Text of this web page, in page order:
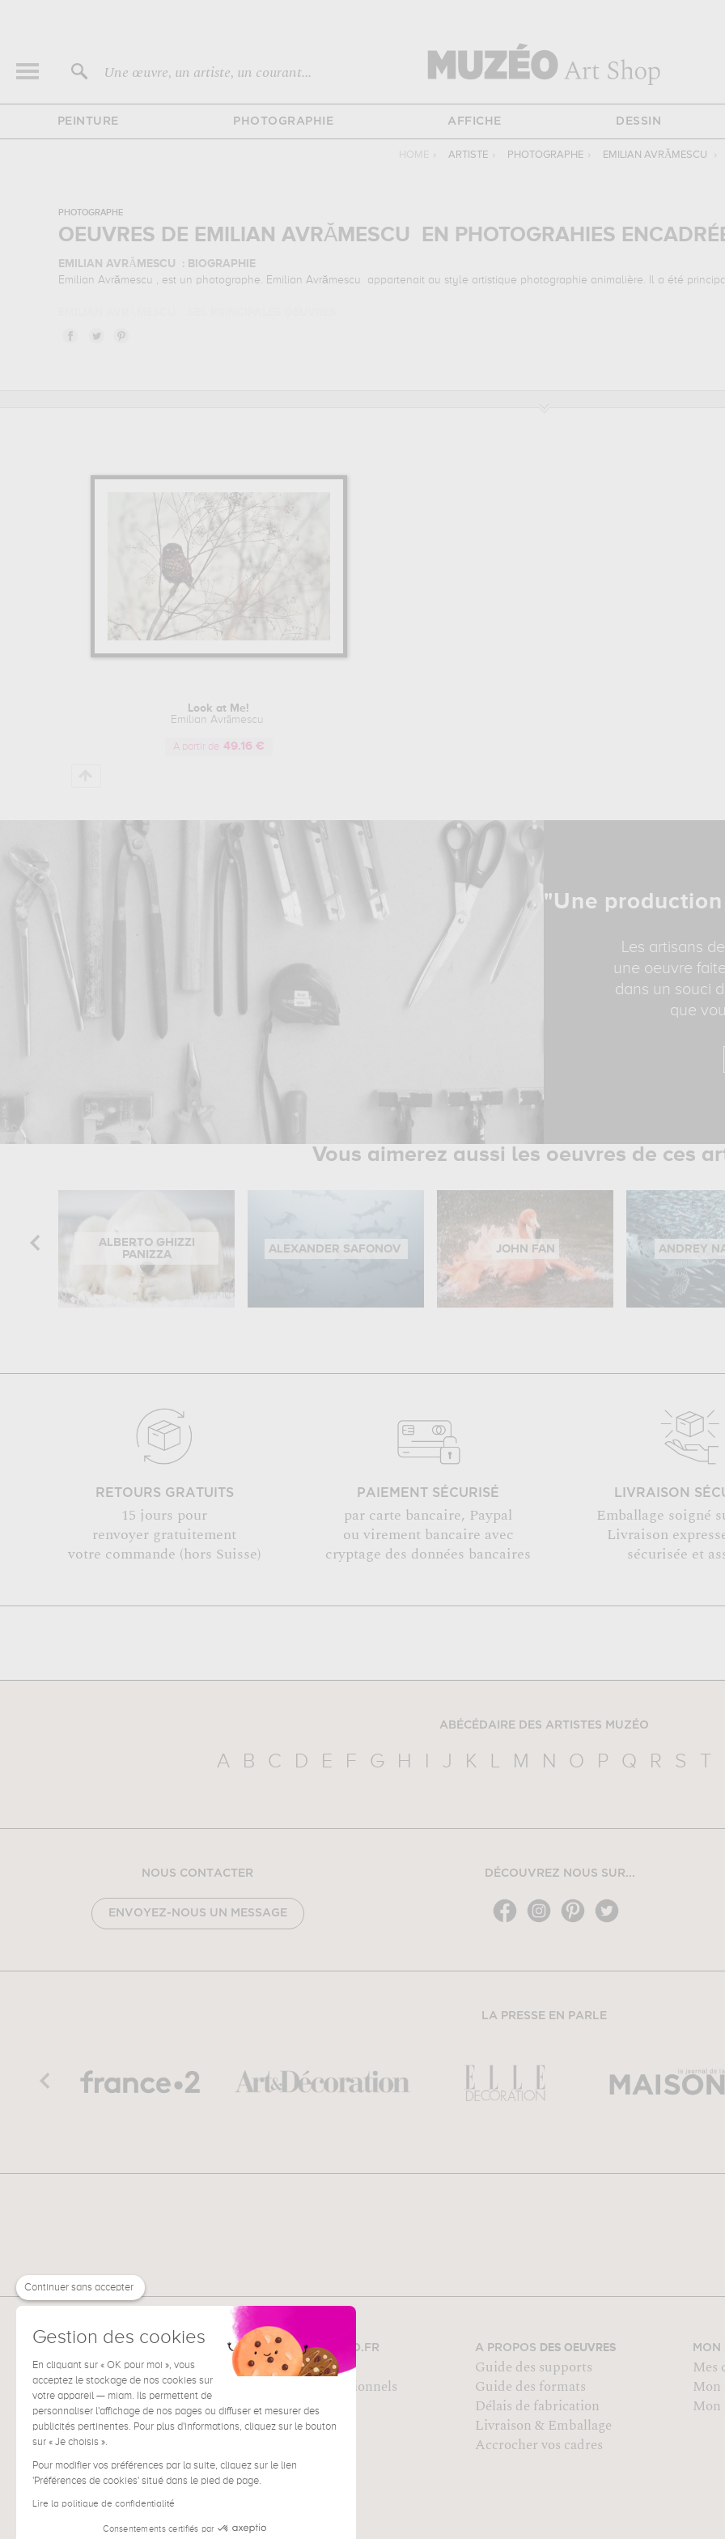
Une œuvre, un artiste, un courant...
PEINTURE PHOTOGRAPHIE AFFICHE DESSIN
HOME › ARTISTE › PHOTOGRAPHE › EMILIAN AVRĂMESCU ›
PHOTOGRAPHE
OEUVRES DE EMILIAN AVRĂMESCU EN PHOTOGRAHIES
EMILIAN AVRĂMESCU : BIOGRAPHIE
Emilian Avrămescu , est un photographe. Emilian Avrămescu appartenait au style artistique photographie animalière. Il a été
Emilian Avrămescu est notamment connu pour les œuvres suivantes :
Look at Me!
Emilian Avrămescu
A partir de 49.16 €
"Une
Les artisans
une oeuvre
dans un souci
que
Vous aimerez aussi les oeuvres de ces
ALBERTO GHIZZI
PANIZZA
ALEXANDER SAFONOV JOHN FAN ANDREY
RETOURS GRATUITS
15 jours pour
renvoyer gratuitement
votre commande (hors Suisse)
PAIEMENT SÉCURISÉ
par carte bancaire, Paypal
ou virement bancaire avec
cryptage des données bancaires
LIVRAISON
Emballage soigné
Livraison
sécurisée et
ABÉCÉDAIRE DES ARTISTES MUZÉO
A B C D E F G H I J K L M N O P Q R S T
NOUS CONTACTER
ENVOYEZ-NOUS UN MESSAGE
DÉCOUVREZ NOUS SUR...
LA PRESSE EN PARLE
TOUT SURMUZÉO.FR
La société
Pour les professionnels
Presse
A PROPOS DES OEUVRES
Guide des supports
Guide des formats
Délais de fabrication
Livraison & Emballage
Accrocher vos cadres
MON
Mes
Mon
Continuer sans accepter
Gestion des cookies
En cliquant sur « OK pour moi », vous
acceptez le stockage de nos cookies sur
votre appareil — miam. Ils permettent de
personnaliser l'affichage de nos pages ou diffuser et mesurer des
publicités pertinentes. Pour plus d'informations, cliquez sur le bouton
sur « Je choisis ».
Pour modifier vos préférences par la suite, cliquez sur le lien
'Préférences de cookies' situé dans le pied de page.
Lire la politique de confidentialité
Consentements certifiés par